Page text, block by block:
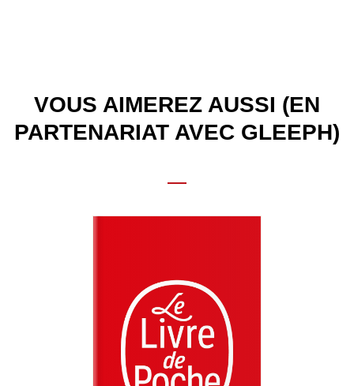
VOUS AIMEREZ AUSSI (EN
PARTENARIAT AVEC GLEEPH)